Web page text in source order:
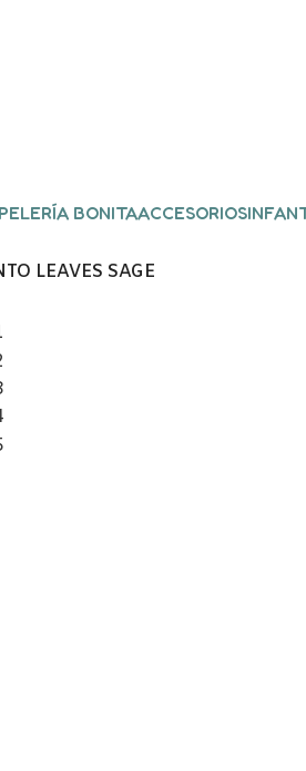
BONITAACCESORIOS
LEAVES SAGE